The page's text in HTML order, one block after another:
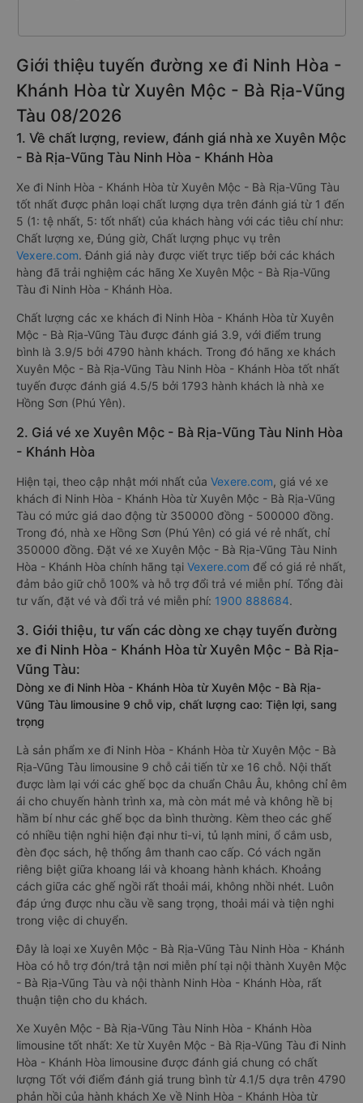
Giới thiệu tuyến đường xe đi Ninh Hòa -
Khánh Hòa từ Xuyên Mộc - Bà Rịa-Vũng
Tàu 08/2026
1. Về chất lượng, review, đánh giá nhà xe Xuyên Mộc
- Bà Rịa-Vũng Tàu Ninh Hòa - Khánh Hòa
Xe đi Ninh Hòa - Khánh Hòa từ Xuyên Mộc - Bà Rịa-Vũng Tàu
tốt nhất được phân loại chất lượng dựa trên đánh giá từ 1 đến
5 (1: tệ nhất, 5: tốt nhất) của khách hàng với các tiêu chí như:
Chất lượng xe, Đúng giờ, Chất lượng phục vụ trên
Vexere.com. Đánh giá này được viết trực tiếp bởi các khách
hàng đã trải nghiệm các hãng Xe Xuyên Mộc - Bà Rịa-Vũng
Tàu đi Ninh Hòa - Khánh Hòa.
Chất lượng các xe khách đi Ninh Hòa - Khánh Hòa từ Xuyên
Mộc - Bà Rịa-Vũng Tàu được đánh giá 3.9, với điểm trung
bình là 3.9/5 bởi 4790 hành khách. Trong đó hãng xe khách
Xuyên Mộc - Bà Rịa-Vũng Tàu Ninh Hòa - Khánh Hòa tốt nhất
tuyến được đánh giá 4.5/5 bởi 1793 hành khách là nhà xe
Hồng Sơn (Phú Yên).
2. Giá vé xe Xuyên Mộc - Bà Rịa-Vũng Tàu Ninh Hòa
- Khánh Hòa
Hiện tại, theo cập nhật mới nhất của Vexere.com, giá vé xe
khách đi Ninh Hòa - Khánh Hòa từ Xuyên Mộc - Bà Rịa-Vũng
Tàu có mức giá dao động từ 350000 đồng - 500000 đồng.
Trong đó, nhà xe Hồng Sơn (Phú Yên) có giá vé rẻ nhất, chỉ
350000 đồng. Đặt vé xe Xuyên Mộc - Bà Rịa-Vũng Tàu Ninh
Hòa - Khánh Hòa chính hãng tại Vexere.com để có giá rẻ nhất,
đảm bảo giữ chỗ 100% và hỗ trợ đổi trả vé miễn phí. Tổng đài
tư vấn, đặt vé và đổi trả vé miễn phí: 1900 888684.
3. Giới thiệu, tư vấn các dòng xe chạy tuyến đường
xe đi Ninh Hòa - Khánh Hòa từ Xuyên Mộc - Bà Rịa-
Vũng Tàu:
Dòng xe đi Ninh Hòa - Khánh Hòa từ Xuyên Mộc - Bà Rịa-
Vũng Tàu limousine 9 chỗ vip, chất lượng cao: Tiện lợi, sang
trọng
Là sản phẩm xe đi Ninh Hòa - Khánh Hòa từ Xuyên Mộc - Bà
Rịa-Vũng Tàu limousine 9 chỗ cải tiến từ xe 16 chỗ. Nội thất
được làm lại với các ghế bọc da chuẩn Châu Âu, không chỉ êm
ái cho chuyến hành trình xa, mà còn mát mẻ và không hề bị
hầm bí như các ghế bọc da bình thường. Kèm theo các ghế
có nhiều tiện nghi hiện đại như ti-vi, tủ lạnh mini, ổ cắm usb,
đèn đọc sách, hệ thống âm thanh cao cấp. Có vách ngăn
riêng biệt giữa khoang lái và khoang hành khách. Khoảng
cách giữa các ghế ngồi rất thoải mái, không nhồi nhét. Luôn
đáp ứng được nhu cầu về sang trọng, thoải mái và tiện nghi
trong việc di chuyển.
Đây là loại xe Xuyên Mộc - Bà Rịa-Vũng Tàu Ninh Hòa - Khánh
Hòa có hỗ trợ đón/trả tận nơi miễn phí tại nội thành Xuyên Mộc
- Bà Rịa-Vũng Tàu và nội thành Ninh Hòa - Khánh Hòa, rất
thuận tiện cho du khách.
Xe Xuyên Mộc - Bà Rịa-Vũng Tàu Ninh Hòa - Khánh Hòa
limousine tốt nhất: Xe từ Xuyên Mộc - Bà Rịa-Vũng Tàu đi Ninh
Hòa - Khánh Hòa limousine được đánh giá chung có chất
lượng Tốt với điểm đánh giá trung bình từ 4.1/5 dựa trên 4790
phản hồi của hành khách Xe về Ninh Hòa - Khánh Hòa từ